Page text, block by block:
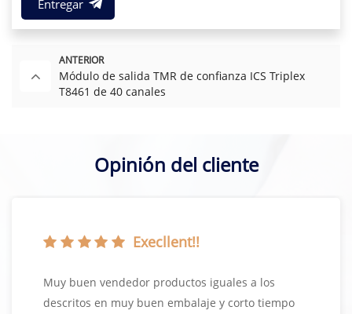
Entregar
ANTERIOR
Módulo de salida TMR de confianza ICS Triplex
T8461 de 40 canales
Opinión del cliente
Execllent!!
Muy buen vendedor productos iguales a los
descritos en muy buen embalaje y corto tiempo